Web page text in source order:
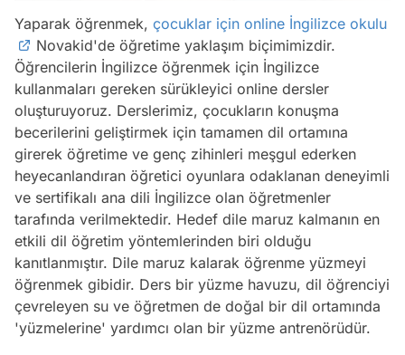
Yaparak öğrenmek, çocuklar için online İngilizce okulu
Novakid'de öğretime yaklaşım biçimimizdir.
Öğrencilerin İngilizce öğrenmek için İngilizce
kullanmaları gereken sürükleyici online dersler
oluşturuyoruz. Derslerimiz, çocukların konuşma
becerilerini geliştirmek için tamamen dil ortamına
girerek öğretime ve genç zihinleri meşgul ederken
heyecanlandıran öğretici oyunlara odaklanan deneyimli
ve sertifikalı ana dili İngilizce olan öğretmenler
tarafında verilmektedir. Hedef dile maruz kalmanın en
etkili dil öğretim yöntemlerinden biri olduğu
kanıtlanmıştır. Dile maruz kalarak öğrenme yüzmeyi
öğrenmek gibidir. Ders bir yüzme havuzu, dil öğrenciyi
çevreleyen su ve öğretmen de doğal bir dil ortamında
'yüzmelerine' yardımcı olan bir yüzme antrenörüdür.